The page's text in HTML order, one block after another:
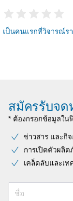
เป็นคนแรกที่วิจารณ์ร
สมัครรับจด
* ต้องกรอกข้อมูลใน
ข่าวสาร และกิ
การเปิดตัวผลิ
เคล็ดลับและเ
ชื่อ